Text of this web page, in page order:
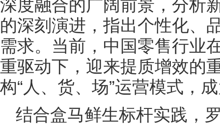
深度融合的广阔前景，分析
的深刻演进，指出个性化、
需求。当前，中国零售行业
重驱动下，迎来提质增效的
构“人、货、场”运营模式，
结合盒马鲜生标杆实践，